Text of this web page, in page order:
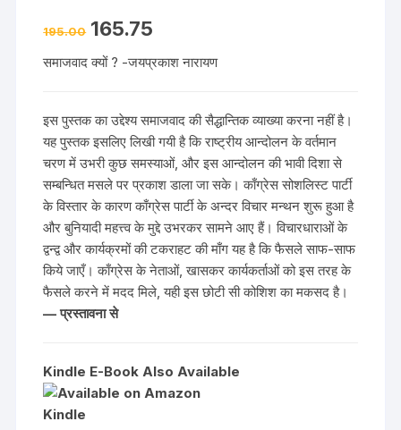
195.00 165.75
समाजवाद क्यों ? -जयप्रकाश नारायण
इस पुस्तक का उद्देश्य समाजवाद की सैद्धान्तिक व्याख्या करना नहीं है।
यह पुस्तक इसलिए लिखी गयी है कि राष्ट्रीय आन्दोलन के वर्तमान
चरण में उभरी कुछ समस्याओं, और इस आन्दोलन की भावी दिशा से
सम्बन्धित मसले पर प्रकाश डाला जा सके। काँग्रेस सोशलिस्ट पार्टी
के विस्तार के कारण काँग्रेस पार्टी के अन्दर विचार मन्थन शुरू हुआ है
और बुनियादी महत्त्व के मुद्दे उभरकर सामने आए हैं। विचारधाराओं के
द्वन्द्व और कार्यक्रमों की टकराहट की माँग यह है कि फैसले साफ-साफ
किये जाएँ। काँग्रेस के नेताओं, खासकर कार्यकर्ताओं को इस तरह के
फैसले करने में मदद मिले, यही इस छोटी सी कोशिश का मकसद है।
— प्रस्तावना से
Kindle E-Book Also Available